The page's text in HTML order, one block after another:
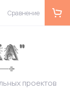
проектов
Сравнение